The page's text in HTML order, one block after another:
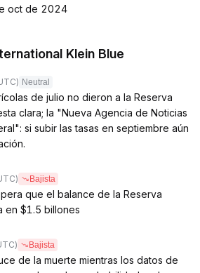
oct de 2024
Klein Blue
Neutral
de julio no dieron a la Reserva
clara; la "Nueva Agencia de Noticias
si subir las tasas en septiembre aún
Bajista
que el balance de la Reserva
en $1.5 billones
Bajista
de la muerte mientras los datos de